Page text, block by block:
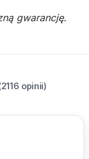
gwarancję.
opinii)